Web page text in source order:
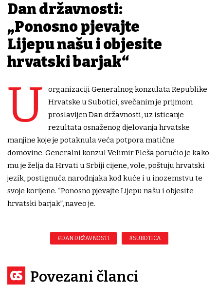
Dan državnosti:
„Ponosno pjevajte
Lijepu našu i objesite
hrvatski barjak“
U
organizaciji Generalnog konzulata Republike
Hrvatske u Subotici, svečanim je prijmom
proslavljen Dan državnosti, uz isticanje
rezultata osnaženog djelovanja hrvatske
manjine koje je potaknula veća potpora matične
domovine. Generalni konzul Velimir Pleša poručio je kako
mu je želja da Hrvati u Srbiji cijene, vole, poštuju hrvatski
jezik, postignuća narodnjaka kod kuće i u inozemstvu te
svoje korijene. “Ponosno pjevajte Lijepu našu i objesite
hrvatski barjak”, naveo je.
#DAN DRŽAVNOSTI #SUBOTICA
Povezani članci